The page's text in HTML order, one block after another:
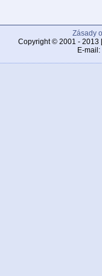
Zásady
Copyright © 2001 - 2013
E-mail: